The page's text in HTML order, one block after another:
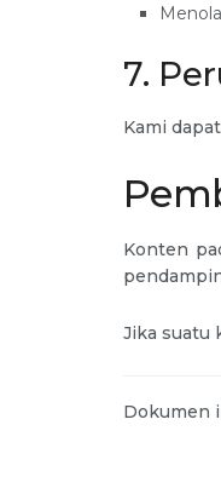
7.
Kami
Konten
Jika suatu
Dokumen